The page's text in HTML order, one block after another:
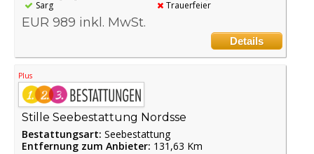
Sarg
Trauerfeier
EUR 989 inkl. MwSt.
Details
Plus
Stille Seebestattung Nordsse
Bestattungsart: Seebestattung
Entfernung zum Anbieter: 131,63 Km